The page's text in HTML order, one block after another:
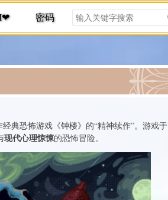
密码
搜
索
关
经典恐怖游戏《钟楼》的“精神续作”。游戏于
现代心理惊悚的恐怖冒险。